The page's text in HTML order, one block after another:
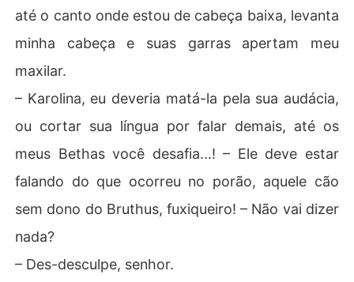
até o canto onde estou de cabeça baixa, levanta
minha cabeça e suas garras apertam meu
maxilar.
– Karolina, eu deveria matá-la pela sua audácia,
ou cortar sua língua por falar demais, até os
meus Bethas você desafia...! – Ele deve estar
falando do que ocorreu no porão, aquele cão
sem dono do Bruthus, fuxiqueiro! – Não vai dizer
nada?
– Des-desculpe, senhor.